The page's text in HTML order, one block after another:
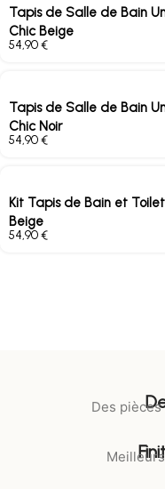
Tapis de Salle de Bain
Chic Beige
€
Tapis de Salle de Bain
Chic Noir
€
Kit Tapis de Bain et
Beige
€
Des